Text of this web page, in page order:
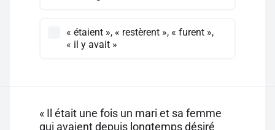
« étaient », « restèrent », « furent »,
« il y avait »
« Il était une fois un mari et sa femme
qui avaient depuis longtemps désiré